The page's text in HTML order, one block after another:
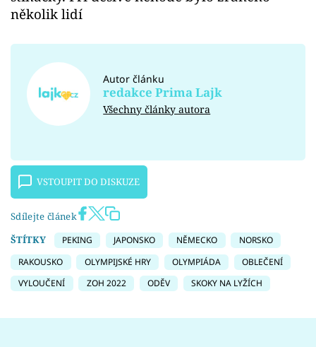
několik lidí
Autor článku
redakce Prima Lajk
Všechny články autora
VSTOUPIT DO DISKUZE
Sdílejte článek
ŠTÍTKY
PEKING JAPONSKO NĚMECKO
NORSKO
RAKOUSKO
OLYMPIJSKÉ HRY OLYMPIÁDA
OBLEČENÍ
VYLOUČENÍ
ZOH 2022 ODĚV SKOKY NA LYŽÍCH